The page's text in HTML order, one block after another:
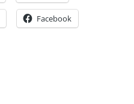
Facebook